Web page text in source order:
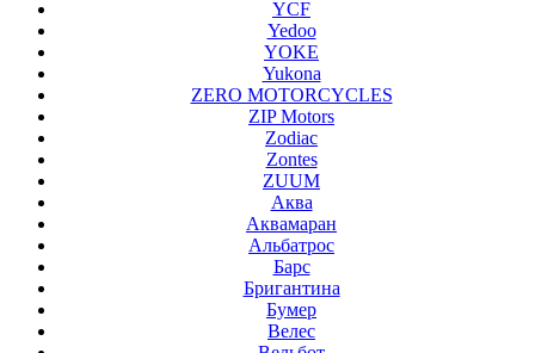
YCF
Yedoo
YOKE
Yukona
ZERO MOTORCYCLES
ZIP Motors
Zodiac
Zontes
ZUUM
Аква
Аквамаран
Альбатрос
Барс
Бригантина
Бумер
Велес